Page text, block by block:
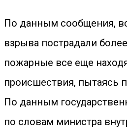
По данным сообщения,
взрыва пострадали
пожарные все еще
происшествия, пытаясь
По данным
по словам министра